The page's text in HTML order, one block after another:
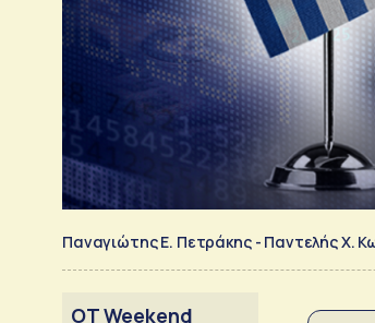
Παναγιώτης Ε. Πετράκης - Παντελής Χ.
OT Weekend